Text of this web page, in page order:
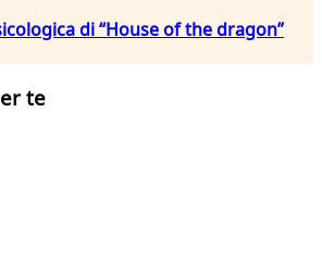
di “House of the dragon”
te